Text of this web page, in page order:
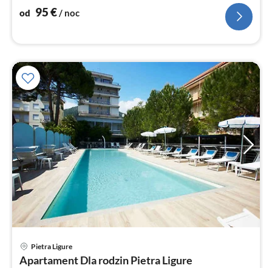
od 95€/ noc
Pietra Ligure
Apartament Dla rodzin Pietra Ligure